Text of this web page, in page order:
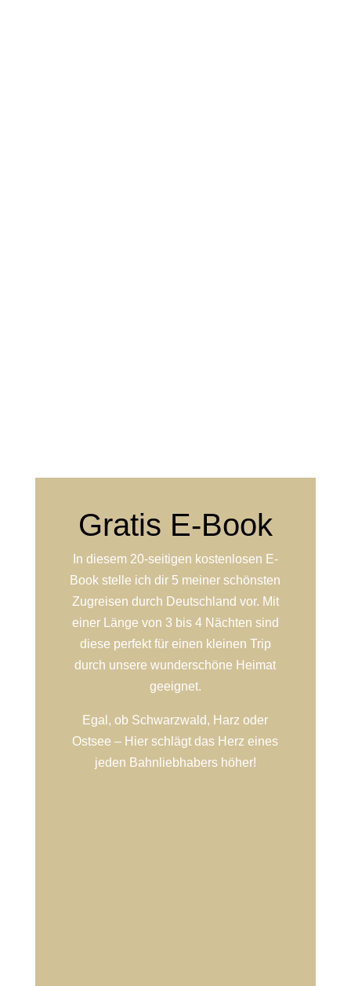
Gratis E-Book
In diesem 20-seitigen kostenlosen E-
Book stelle ich dir 5 meiner schönsten
Zugreisen durch Deutschland vor. Mit
einer Länge von 3 bis 4 Nächten sind
diese perfekt für einen kleinen Trip
durch unsere wunderschöne Heimat
geeignet.
Egal, ob Schwarzwald, Harz oder
Ostsee – Hier schlägt das Herz eines
jeden Bahnliebhabers höher!